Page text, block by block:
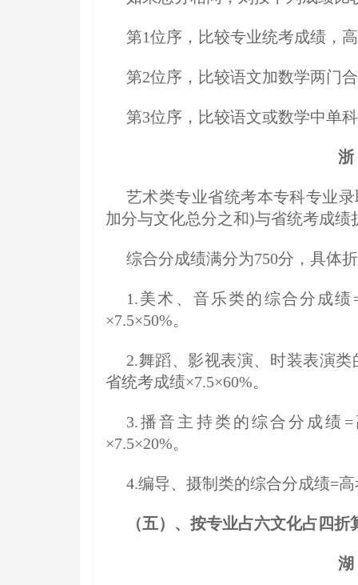
第1位序，比较专业统考成绩，
第2位序，比较语文加数学两门
第3位序，比较语文或数学中单
浙
艺术类专业省统考本专科专业
加分与文化总分之和)与省统考成绩
综合分成绩满分为750分，具体
1.美术、音乐类的综合分成
×7.5×50%。
2.舞蹈、影视表演、时装表演
省统考成绩×7.5×60%。
3.播音主持类的综合分成绩
×7.5×20%。
4.编导、摄制类的综合分成绩=
（五）、按专业占六文化占四折
湖